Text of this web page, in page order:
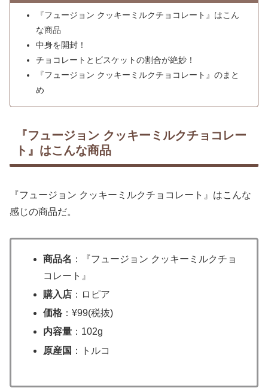
『フュージョン クッキーミルクチョコレート』はこん
な商品
中身を開封！
チョコレートとビスケットの割合が絶妙！
『フュージョン クッキーミルクチョコレート』のまと
め
『フュージョン クッキーミルクチョコレー
ト』はこんな商品
『フュージョン クッキーミルクチョコレート』はこんな
感じの商品だ。
商品名 ：『フュージョン クッキーミルクチョ
コレート』
購入店 ：ロピア
価格 ：¥99(税抜)
内容量 ：102g
原産国 ：トルコ